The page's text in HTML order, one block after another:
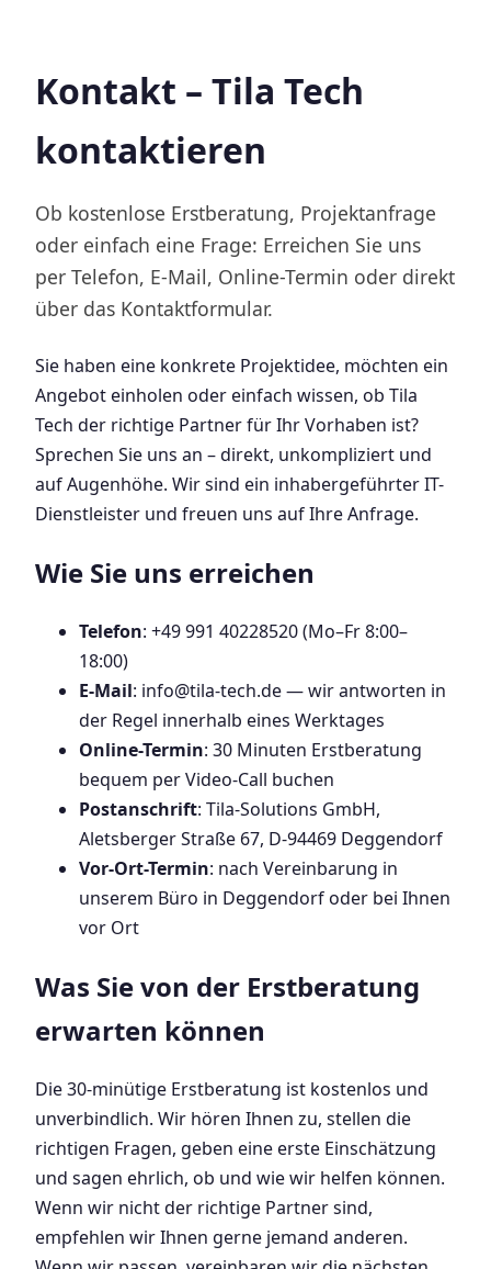
Kontakt – Tila Tech
kontaktieren
Ob kostenlose Erstberatung, Projektanfrage
oder einfach eine Frage: Erreichen Sie uns
per Telefon, E-Mail, Online-Termin oder direkt
über das Kontaktformular.
Sie haben eine konkrete Projektidee, möchten ein
Angebot einholen oder einfach wissen, ob Tila
Tech der richtige Partner für Ihr Vorhaben ist?
Sprechen Sie uns an – direkt, unkompliziert und
auf Augenhöhe. Wir sind ein inhabergeführter IT-
Dienstleister und freuen uns auf Ihre Anfrage.
Wie Sie uns erreichen
Telefon: +49 991 40228520 (Mo–Fr 8:00–
18:00)
E-Mail: info@tila-tech.de — wir antworten in
der Regel innerhalb eines Werktages
Online-Termin: 30 Minuten Erstberatung
bequem per Video-Call buchen
Postanschrift: Tila-Solutions GmbH,
Aletsberger Straße 67, D-94469 Deggendorf
Vor-Ort-Termin: nach Vereinbarung in
unserem Büro in Deggendorf oder bei Ihnen
vor Ort
Was Sie von der Erstberatung
erwarten können
Die 30-minütige Erstberatung ist kostenlos und
unverbindlich. Wir hören Ihnen zu, stellen die
richtigen Fragen, geben eine erste Einschätzung
und sagen ehrlich, ob und wie wir helfen können.
Wenn wir nicht der richtige Partner sind,
empfehlen wir Ihnen gerne jemand anderen.